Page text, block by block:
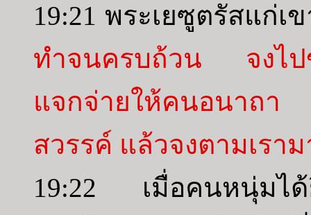
19:21 พระเยซูตรัสแก่เ
ทำจนครบถ้วน จงไป
แจกจ่ายให้คนอนาถ
สวรรค์ แล้วจงตามเราม
19:22 เมื่อคนหนุ่มได้